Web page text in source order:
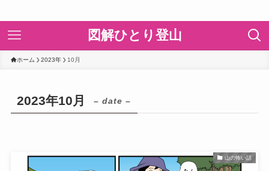
図解ひとり登山
ホーム 2023年 10月
2023年10月 – date –
山の怖い話